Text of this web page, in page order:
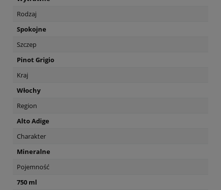
Rodzaj
Spokojne
Szczep
Pinot Grigio
Kraj
Włochy
Region
Alto Adige
Charakter
Mineralne
Pojemność
750 ml